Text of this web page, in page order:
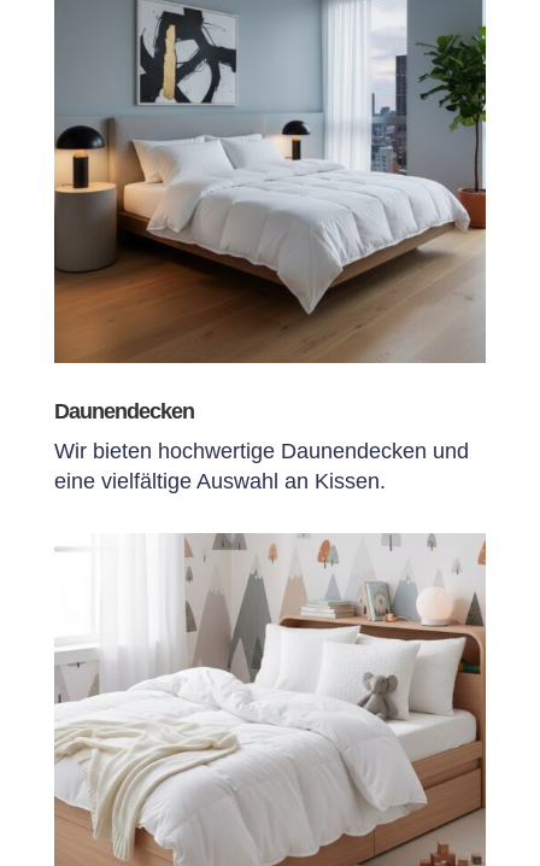
Daunendecken
Wir bieten hochwertige Daunendecken und
eine vielfältige Auswahl an Kissen.